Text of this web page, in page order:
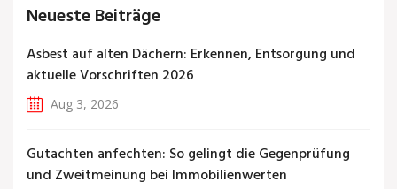
Neueste Beiträge
Asbest auf alten Dächern: Erkennen, Entsorgung und
aktuelle Vorschriften 2026
Aug 3, 2026
Gutachten anfechten: So gelingt die Gegenprüfung
und Zweitmeinung bei Immobilienwerten